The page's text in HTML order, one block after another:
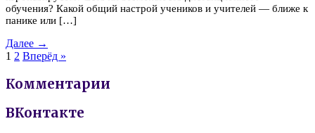
обучения? Какой общий настрой учеников и учителей — ближе к
панике или […]
Далее →
1 2 Вперёд »
Комментарии
ВКонтакте